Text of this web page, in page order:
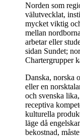
Norden som
välutvecklat,
mycket viktig
mellan
arbetar eller
sidan Sundet;
Chartergrupper
Danska, norska
eller en
och svenska
receptiva
kulturella
läge då
bekostnad,